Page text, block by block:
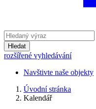
Hledat
rozšířené vyhledávání
Navštivte naše objekty
Úvodní stránka
Kalendář